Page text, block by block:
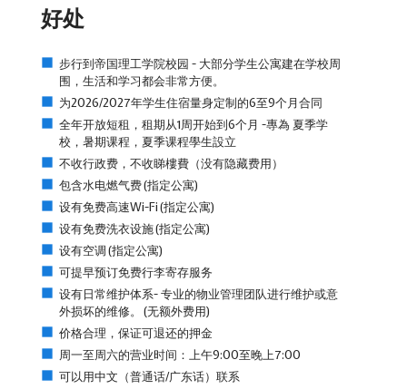
好处
步行到帝国理工学院校园 - 大部分学生公寓建在学校周
围，生活和学习都会非常方便。
为2026/2027年学生住宿量身定制的6至9个月合同
全年开放短租，租期从1周开始到6个月 -專為 夏季学
校，暑期课程，夏季课程學生設立
不收行政费，不收睇樓費（没有隐藏费用）
包含水电燃气费(指定公寓)
设有免费高速Wi-Fi(指定公寓)
设有免费洗衣设施(指定公寓)
设有空调(指定公寓)
可提早预订免费行李寄存服务
设有日常维护体系- 专业的物业管理团队进行维护或意
外损坏的维修。(无额外费用)
价格合理，保证可退还的押金
周一至周六的营业时间：上午9:00至晚上7:00
可以用中文（普通话/广东话）联系